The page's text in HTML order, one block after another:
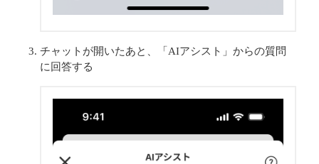
チャットが開いたあと、「AIアシスト」からの質問
に回答する